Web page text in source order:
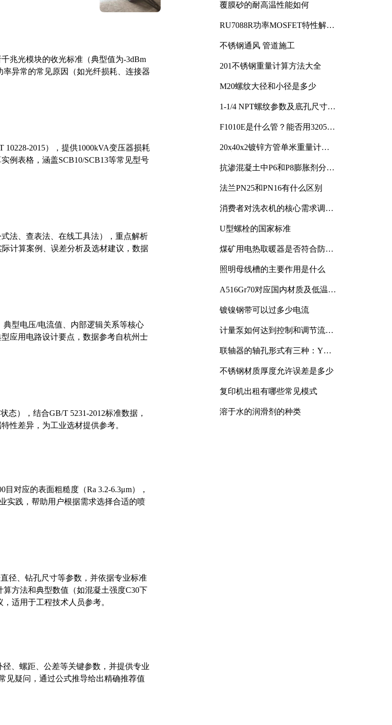
兆光模块的收光标准（典型值为-3dBm
异常的常见原因（如光纤损耗、连接器
2015），提供1000kVA变压器损耗
例表格，涵盖SCB10/SCB13等常见型号
法、查表法、在线工具法），重点解析
计算案例、误差分析及选材建议，数据
型电压/电流值、内部逻辑关系等核心
应用电路设计要点，数据参考自杭州士
态），结合GB/T 5231-2012标准数据，
性差异，为工业选材提供参考。
对应的表面粗糙度（Ra 3.2-6.3μm），
实践，帮助用户根据需求选择合适的喷
径、钻孔尺寸等参数，并依据专业标准
算方法和典型数值（如混凝土强度C30下
适用于工程技术人员参考。
、螺距、公差等关键参数，并提供专业
见疑问，通过公式推导给出精确推荐值
覆膜砂的耐高温性能如何
RU7088R功率MOSFET特性解析
不锈钢通风 管道施工
201不锈钢重量计算方法大全
M20螺纹大径和小径是多少
1-1/4 NPT螺纹参数及底孔尺寸详
F1010E是什么管？能否用3205或
20x40x2镀锌方管单米重量计算
抗渗混凝土中P6和P8膨胀剂分别
法兰PN25和PN16有什么区别
消费者对洗衣机的核心需求调研
U型螺栓的国家标准
煤矿用电热取暖器是否符合防爆
照明母线槽的主要作用是什么
A516Gr70对应国内材质及低温冲
镀镍钢带可以过多少电流
计量泵如何达到控制和调节流量
联轴器的轴孔形式有三种：Y
不锈钢材质厚度允许误差是多少
复印机出租有哪些常见模式
溶于水的润滑剂的种类